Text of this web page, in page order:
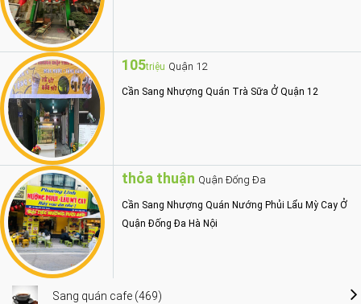
105triệu Quận 12
Cần Sang Nhượng Quán Trà Sữa Ở Quận 12
thỏa thuận Quận Đống Đa
Cần Sang Nhượng Quán Nướng Phủi Lẩu Mỳ Cay Ở
Quận Đống Đa Hà Nội
Sang quán cafe (469)